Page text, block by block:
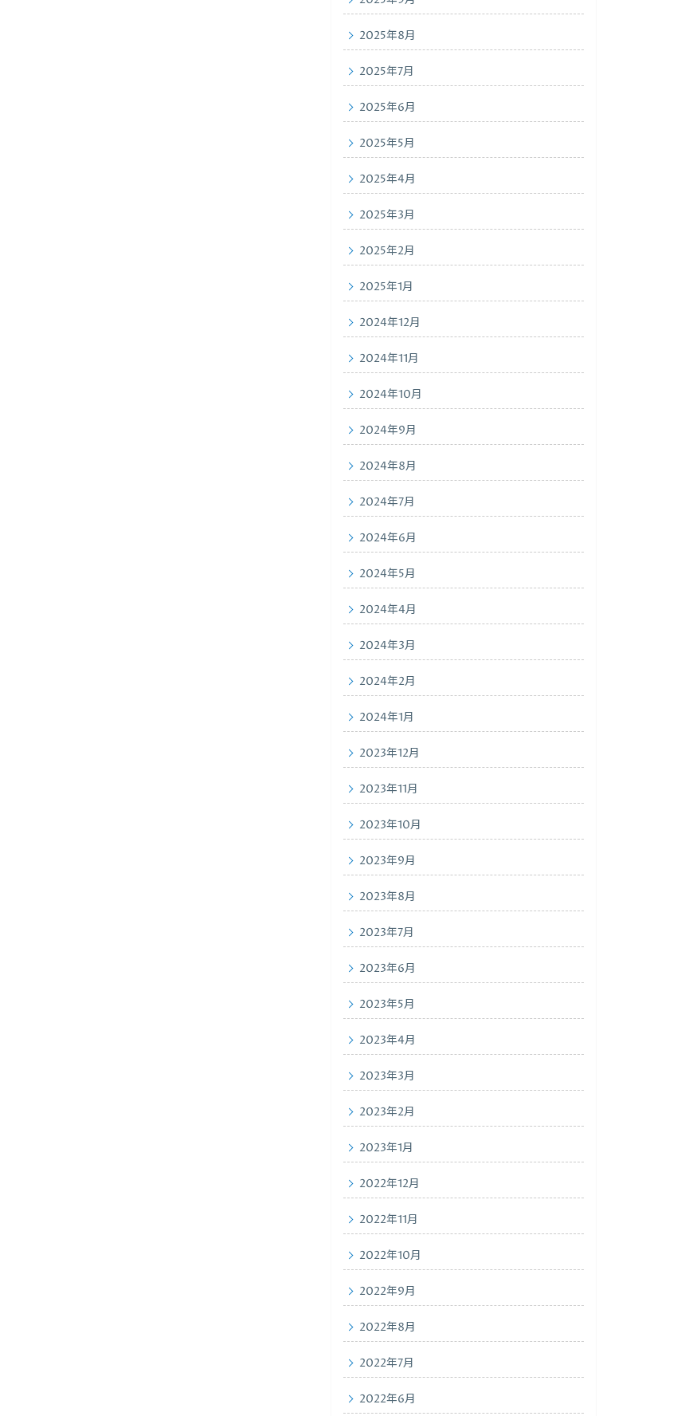
2025年8月
2025年7月
2025年6月
2025年5月
2025年4月
2025年3月
2025年2月
2025年1月
2024年12月
2024年11月
2024年10月
2024年9月
2024年8月
2024年7月
2024年6月
2024年5月
2024年4月
2024年3月
2024年2月
2024年1月
2023年12月
2023年11月
2023年10月
2023年9月
2023年8月
2023年7月
2023年6月
2023年5月
2023年4月
2023年3月
2023年2月
2023年1月
2022年12月
2022年11月
2022年10月
2022年9月
2022年8月
2022年7月
2022年6月